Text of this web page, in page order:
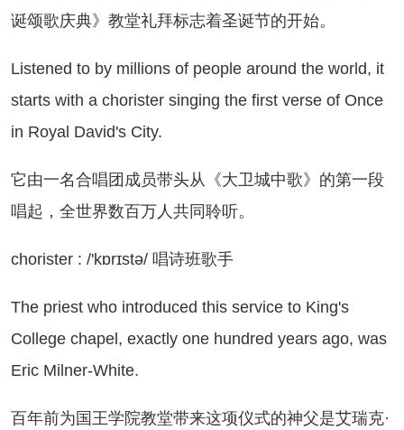
诞颂歌庆典》教堂礼拜标志着圣诞节的开始。
to by millions of people around the world, it
starts with a chorister singing the first verse of Once
in Royal David's City.
一名合唱团成员带头从《大卫城中歌》的第一段
唱起，全世界数百万人共同聆听。
: /'kɒrɪstə/ 唱诗班歌手
priest who introduced this service to King's
College chapel, exactly one hundred years ago, was
Eric Milner-White.
前为国王学院教堂带来这项仪式的神父是艾瑞克·